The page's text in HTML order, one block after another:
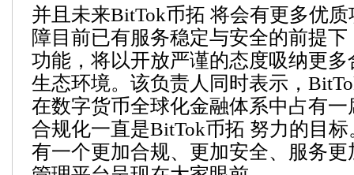
并且未来BitTok币拓 将会有更多优
障目前已有服务稳定与安全的前提
功能，将以开放严谨的态度吸纳更
生态环境。该负责人同时表示，
在数字货币全球化金融体系中占有
合规化一直是BitTok币拓 努力的目
有一个更加合规、更加安全、服务